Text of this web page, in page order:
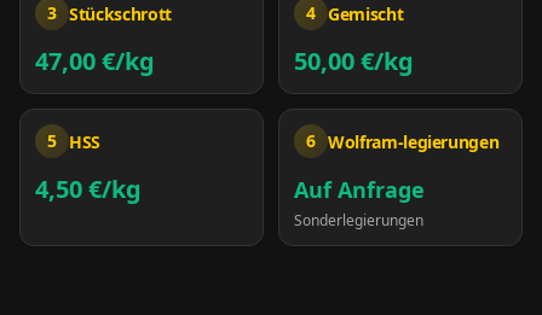
3 Stückschrott
47,00 €/kg
4 Gemischt
50,00 €/kg
5 HSS
4,50 €/kg
6 Wolfram-legierungen
Auf Anfrage
Sonderlegierungen